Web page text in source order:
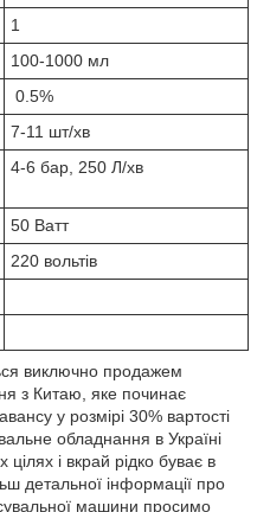
1
100-1000 мл
0.5%
7-11 шт/хв
4-6 бар, 250 Л/хв
50 Ватт
220 вольтів
виключно продажем
з Китаю, яке починає
у розмірі 30% вартості
обладнання в Україні
і вкрай рідко буває в
детальної інформації про
машини просимо